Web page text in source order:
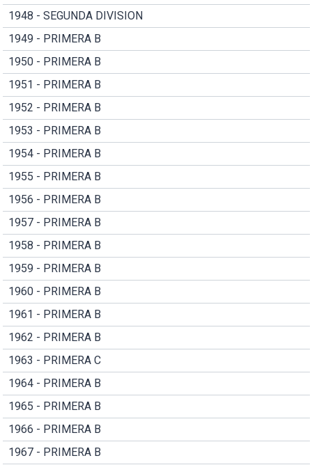
1948 - SEGUNDA DIVISION
1949 - PRIMERA B
1950 - PRIMERA B
1951 - PRIMERA B
1952 - PRIMERA B
1953 - PRIMERA B
1954 - PRIMERA B
1955 - PRIMERA B
1956 - PRIMERA B
1957 - PRIMERA B
1958 - PRIMERA B
1959 - PRIMERA B
1960 - PRIMERA B
1961 - PRIMERA B
1962 - PRIMERA B
1963 - PRIMERA C
1964 - PRIMERA B
1965 - PRIMERA B
1966 - PRIMERA B
1967 - PRIMERA B